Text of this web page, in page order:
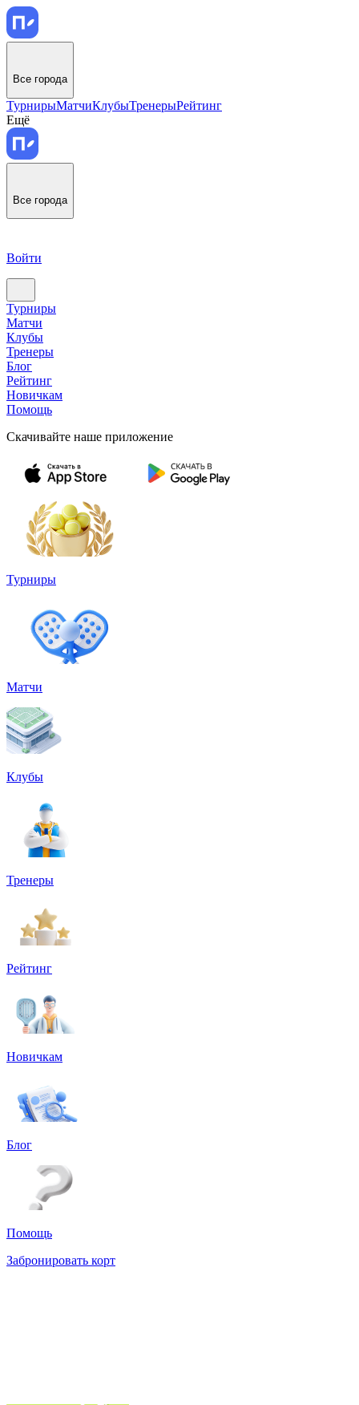
Все города
ТурнирыМатчиКлубыТренерыРейтинг
Ещё
Все города
Войти
Турниры
Матчи
Клубы
Тренеры
Блог
Рейтинг
Новичкам
Помощь
Скачивайте наше приложение
Турниры
Матчи
Клубы
Тренеры
Рейтинг
Новичкам
Блог
Помощь
Забронировать корт